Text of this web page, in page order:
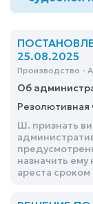
25.08.2025
Производство -
Об
Резолютивная
Ш. признать
назначить
ареста сроком